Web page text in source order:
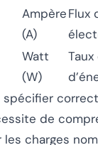
Ampère
(A)
Flux
Watt
(W)
spécifier
de
charges